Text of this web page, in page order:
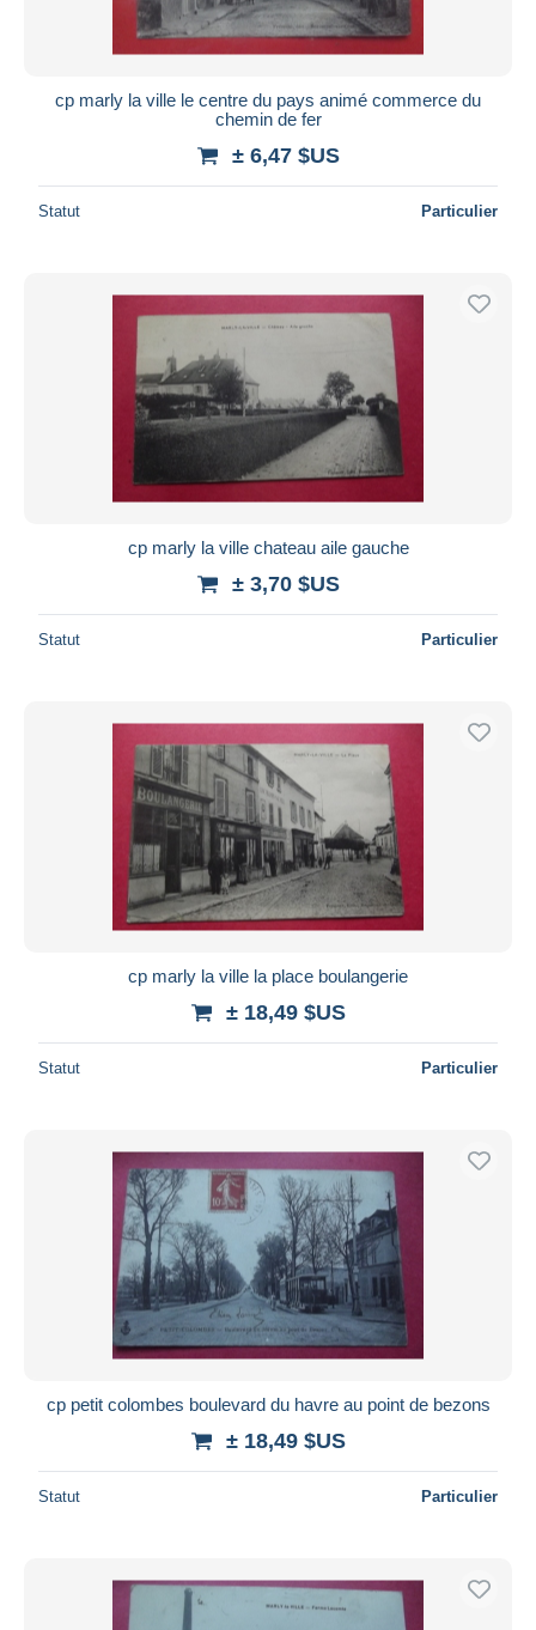
cp marly la ville le centre du pays animé commerce du
chemin de fer
± 6,47 $US
Statut Particulier
cp marly la ville chateau aile gauche
± 3,70 $US
Statut Particulier
cp marly la ville la place boulangerie
± 18,49 $US
Statut Particulier
cp petit colombes boulevard du havre au point de bezons
± 18,49 $US
Statut Particulier